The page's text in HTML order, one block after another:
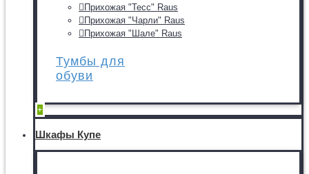
Прихожая "Тесс" Raus
Прихожая "Чарли" Raus
Прихожая "Шале" Raus
Тумбы для
обуви
+
Шкафы Купе